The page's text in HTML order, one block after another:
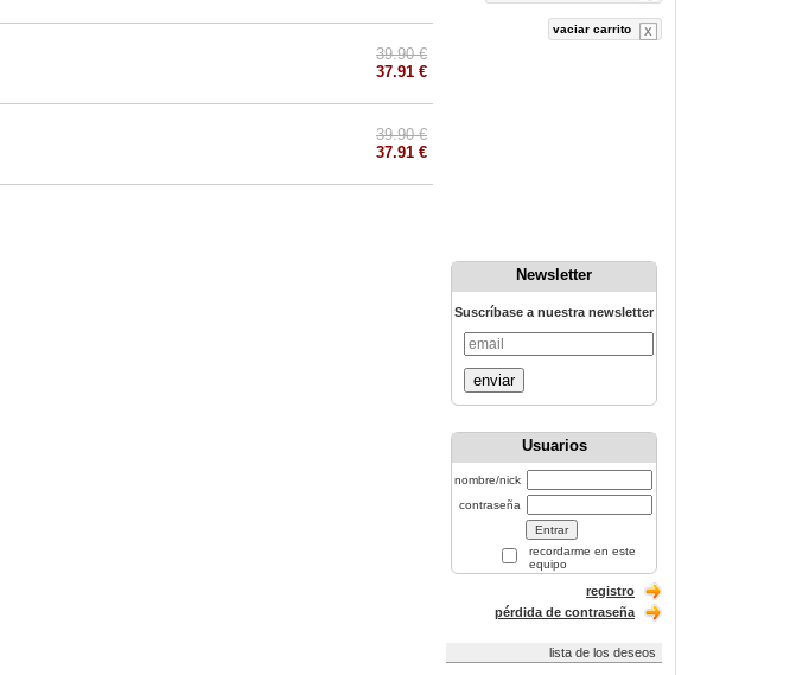
39.90 €
37.91 €
39.90 €
37.91 €
vaciar carrito
Newsletter
Suscríbase a nuestra newsletter
enviar
Usuarios
nombre/nick
contraseña
recordarme en este
equipo
registro
pérdida de contraseña
lista de los deseos